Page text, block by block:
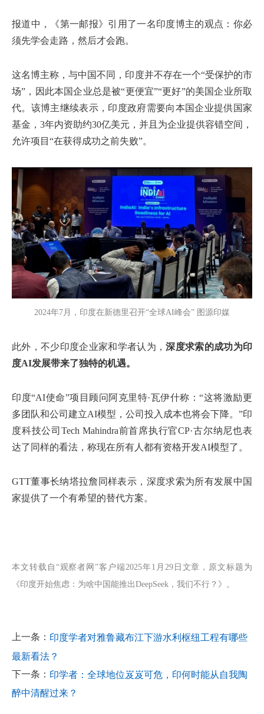
报道中，《第一邮报》引用了一名印度博主的观点：你必
须先学会走路，然后才会跑。
这名博主称，与中国不同，印度并不存在一个“受保护的市
场”，因此本国企业总是被“更便宜”“更好”的美国企业所取
代。该博主继续表示，印度政府需要向本国企业提供国家
基金，3年内资助约30亿美元，并且为企业提供容错空间，
允许项目“在获得成功之前失败”。
2024年7月，印度在新德里召开“全球AI峰会” 图源印媒
此外，不少印度企业家和学者认为，深度求索的成功为印
度AI发展带来了独特的机遇。
印度“AI使命”项目顾问阿克里特·瓦伊什称：“这将激励更
多团队和公司建立AI模型，公司投入成本也将会下降。”印
度科技公司Tech Mahindra前首席执行官CP·古尔纳尼也表
达了同样的看法，称现在所有人都有资格开发AI模型了。
GTT董事长纳塔拉詹同样表示，深度求索为所有发展中国
家提供了一个有希望的替代方案。
本文转载自“观察者网”客户端2025年1月29日文章，原文标题为
《印度开始焦虑：为啥中国能推出DeepSeek，我们不行？》。
上一条： 印度学者对雅鲁藏布江下游水利枢纽工程有哪些
最新看法？
下一条： 印学者：全球地位岌岌可危，印何时能从自我陶
醉中清醒过来？